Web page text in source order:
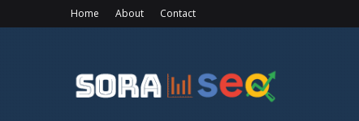
Home About Contact